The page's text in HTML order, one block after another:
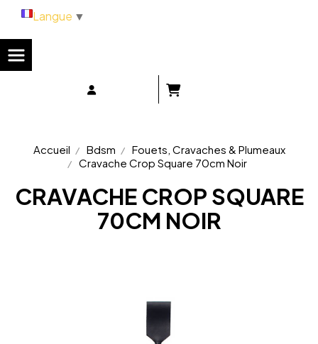
Accueil Bdsm
Fouets, Cravaches & Plumeaux
Cravache Crop Square 70cm Noir
CRAVACHE CROP SQUARE
70CM NOIR
Langue ▼